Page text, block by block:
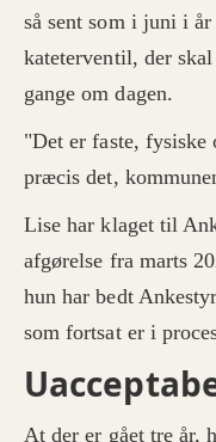
så sent som i juni i
kateterventil, der
gange om dagen.
"Det er faste, fysiske
præcis det,
Lise har klaget til
afgørelse fra marts
hun har bedt
som fortsat er i
At der er gået tre år,